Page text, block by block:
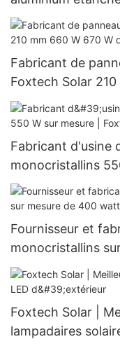
nouveau modèle
Fabricant de
Foxtech Solar
132 cellules
Fabricant d'usine
monocristallins
Solar
Fournisseur et
monocristallins
Foxtech Solar
Foxtech Solar |
lampadaires